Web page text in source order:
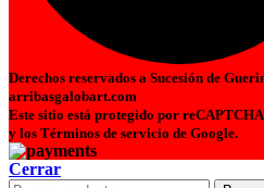
Derechos reservados a Sucesión de
arribasgalobart.com
Este sitio está protegido por
y los Términos de servicio de Google.
Cerrar